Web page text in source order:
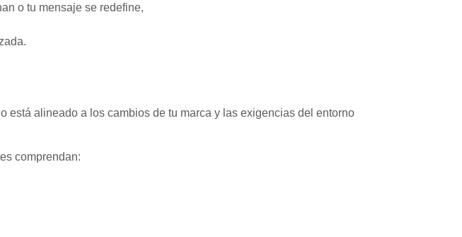
o tu mensaje se redefine,
está alineado a los cambios de tu marca y las exigencias del entorno
comprendan: